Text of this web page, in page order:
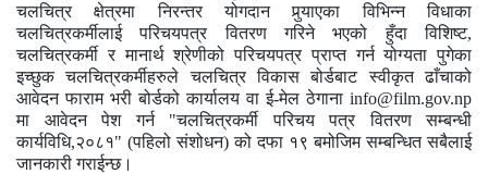
चलचित्र क्षेत्रमा निरन्तर योगदान पुर्‍याएका विभिन्न विधाका
चलचित्रकर्मीलाईपरिचयपत्र वितरण गरिने भएको हुँदाविशिष्ट,
चलचित्रकर्मी र मानार्थश्रेणीको परिचयपत्र प्राप्त गर्न योग्यता पुगेका
इच्छुक चलचित्रकर्मीहरुलेचलचित्र विकास बोर्डबाट स्वीकृत ढाँचाको
आवेदन फाराम भरीबोर्डको कार्यालय वा ई-मेल ठेगाना info@film.gov.np
मा
आवेदन पेश गर्न "चलचित्रकर्मी परिचय पत्र वितरण
सम्बन्धी
कार्यविधि,२०८१" (पहिलो संशोधन) को दफा १९ बमोजिम सम्बन्धित सबैलाई
जानकारीगराईन्छ।